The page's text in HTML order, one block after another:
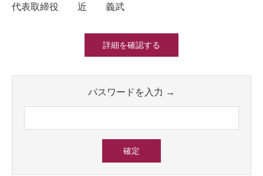
代表取締役 近 義武
詳細を確認する
パスワードを入力 →